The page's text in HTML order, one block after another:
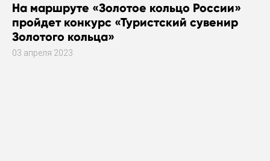
На маршруте «Золотое кольцо России»
пройдет конкурс «Туристский сувенир
Золотого кольца»
03 апреля 2023